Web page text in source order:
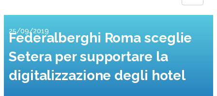
25/09/2019
Federalberghi Roma sceglie
Setera per supportare la
digitalizzazione degli hotel